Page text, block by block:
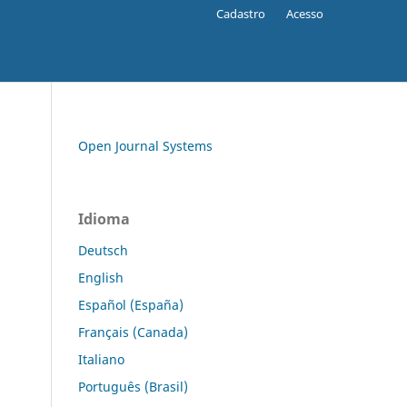
Cadastro Acesso
Open Journal Systems
Idioma
Deutsch
English
Español (España)
Français (Canada)
Italiano
Português (Brasil)